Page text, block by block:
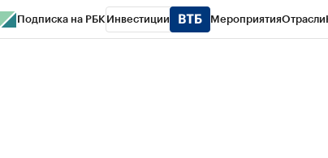
Подписка на РБК Инвестиции МероприятияОтрасли